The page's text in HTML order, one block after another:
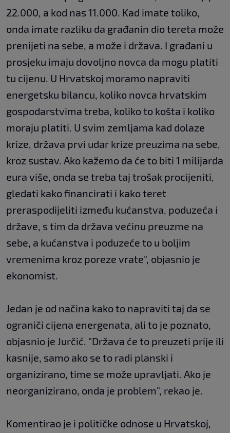
22.000, a kod nas 11.000. Kad imate toliko,
onda imate razliku da građanin dio tereta može
prenijeti na sebe, a može i država. I građani u
prosjeku imaju dovoljno novca da mogu platiti
tu cijenu. U Hrvatskoj moramo napraviti
energetsku bilancu, koliko novca hrvatskim
gospodarstvima treba, koliko to košta i koliko
moraju platiti. U svim zemljama kad dolaze
krize, država prvi udar krize preuzima na sebe,
kroz sustav. Ako kažemo da će to biti 1 milijarda
eura više, onda se treba taj trošak procijeniti,
gledati kako financirati i kako teret
preraspodijeliti između kućanstva, poduzeća i
države, s tim da država većinu preuzme na
sebe, a kućanstva i poduzeće to u boljim
vremenima kroz poreze vrate", objasnio je
ekonomist.
Jedan je od načina kako to napraviti taj da se
ograniči cijena energenata, ali to je poznato,
objasnio je Jurčić. "Država će to preuzeti prije ili
kasnije, samo ako se to radi planski i
organizirano, time se može upravljati. Ako je
neorganizirano, onda je problem", rekao je.
Komentirao je i političke odnose u Hrvatskoj,